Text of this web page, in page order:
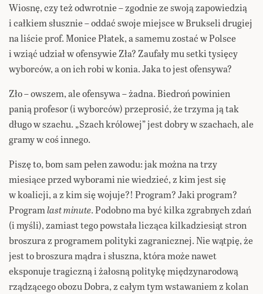
Wiosnę, czy też odwrotnie – zgodnie ze swoją zapowiedzią
i całkiem słusznie – oddać swoje miejsce w Brukseli drugiej
na liście prof. Monice Płatek, a samemu zostać w Polsce
i wziąć udział w ofensywie Zła? Zaufały mu setki tysięcy
wyborców, a on ich robi w konia. Jaka to jest ofensywa?
Zło – owszem, ale ofensywa – żadna. Biedroń powinien
panią profesor (i wyborców) przeprosić, że trzyma ją tak
długo w szachu. „Szach królowej” jest dobry w szachach, ale
gramy w coś innego.
Piszę to, bom sam pełen zawodu: jak można na trzy
miesiące przed wyborami nie wiedzieć, z kim jest się
w koalicji, a z kim się wojuje?! Program? Jaki program?
Programlast minute. Podobno ma być kilka zgrabnych zdań
(i myśli), zamiast tego powstała licząca kilkadziesiąt stron
broszura z programem polityki zagranicznej. Nie wątpię, że
jest to broszura mądra i słuszna, która może nawet
eksponuje tragiczną i żałosną politykę międzynarodową
rządzącego obozu Dobra, z całym tym wstawaniem z kolan